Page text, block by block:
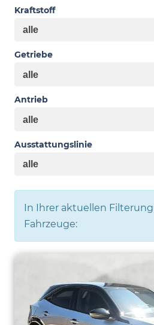
Kraftstoff
Getriebe
Antrieb
Ausstattungslinie
In Ihrer aktuellen
Fahrzeuge: